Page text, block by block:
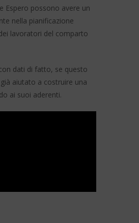
Espero possono avere un
nella pianificazione
lavoratori del comparto
dati di fatto, se questo
aiutato a costruire una
ai suoi aderenti.